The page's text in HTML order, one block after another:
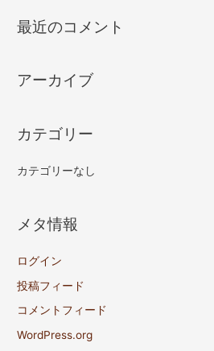
最近のコメント
アーカイブ
カテゴリー
カテゴリーなし
メタ情報
ログイン
投稿フィード
コメントフィード
WordPress.org